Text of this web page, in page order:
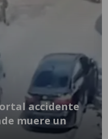
accidente
muere un